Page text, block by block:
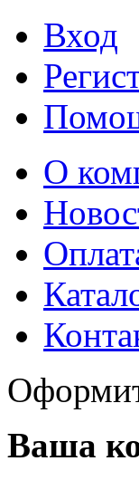
Вход
О
Ваша